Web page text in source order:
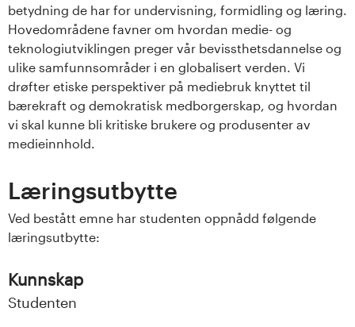
t
e
t
e
t
n
betydning de har for undervisning, formidling og læring.
Hovedområdene favner om hvordan medie- og
teknologiutviklingen preger vår bevissthetsdannelse og
ulike samfunnsområder i en globalisert verden. Vi
drøfter etiske perspektiver på mediebruk knyttet til
bærekraft og demokratisk medborgerskap, og hvordan
vi skal kunne bli kritiske brukere og produsenter av
medieinnhold.
Læringsutbytte
Ved bestått emne har studenten oppnådd følgende
læringsutbytte:
Kunnskap
Studenten